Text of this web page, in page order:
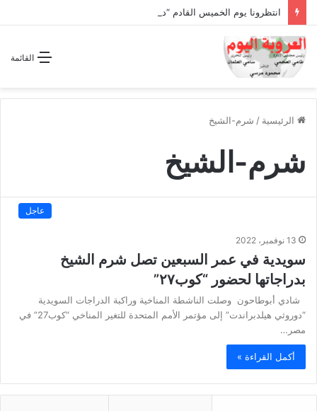
القائمة
الرئيسية / شرم-الشيخ
شرم-الشيخ
عاجل
13 نوفمبر، 2022
سويدية في عمر السبعين تصل شرم الشيخ
بدراجاتها لحضور “كوب٢٧”
شادي أبوطاحون وصلت الناشطة المناخية وراكبة الدراجات السويدية
“دوروثي هيلدبراندت” إلى مؤتمر الأمم المتحدة للتغير المناخي “كوب27” في
مصر…
أكمل القراءة »